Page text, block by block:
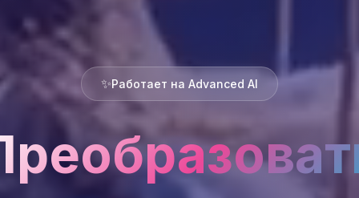
✨Работает на Advanced AI